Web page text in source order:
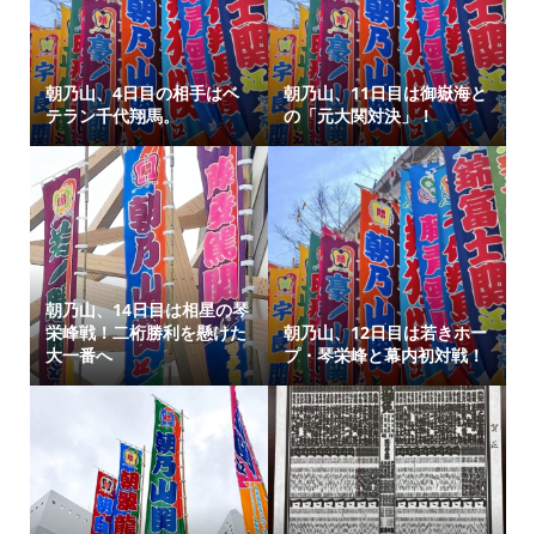
朝乃山、4日目の相手はベ
テラン千代翔馬。
朝乃山、11日目は御嶽海と
の「元大関対決」！
朝乃山、14日目は相星の琴
栄峰戦！二桁勝利を懸けた
大一番へ
朝乃山、12日目は若きホー
プ・琴栄峰と幕内初対戦！